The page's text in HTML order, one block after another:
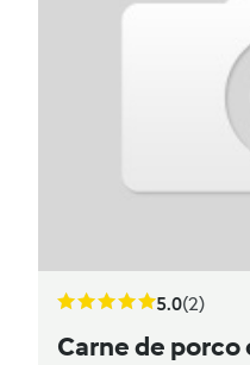
5.0(2)
Carne de porco